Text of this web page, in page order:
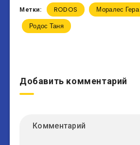
Метки: RODOS
Моралес Гера
Родос Таня
Добавить комментарий